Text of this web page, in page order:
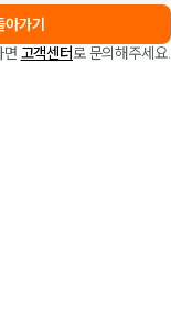
아가기
면 고객센터로 문의해주세요.